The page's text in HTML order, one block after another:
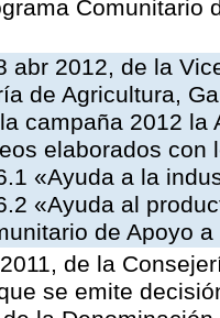
Comunitario
abr 2012, de la
de Agricultura,
campaña 2012
elaborados
«Ayuda a la
«Ayuda al
de Apoyo
de la
se emite